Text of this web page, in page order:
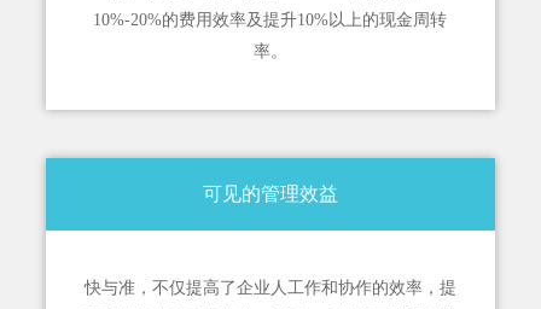
10%-20%的费用效率及提升10%以上的现金周转
率。
可见的管理效益
快与准，不仅提高了企业人工作和协作的效率，提